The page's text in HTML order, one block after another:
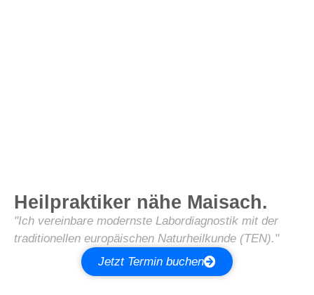
Heilpraktiker nähe Maisach.
"Ich vereinbare modernste Labordiagnostik mit der
traditionellen europäischen Naturheilkunde (TEN)."
Jetzt Termin buchen